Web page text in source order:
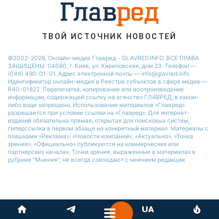
ТВОЙ ИСТОЧНИК НОВОСТЕЙ
©2002-2026, Онлайн-медиа Главред - GLAVRED.INFO. ВСЕ ПРАВА
ЗАЩИЩЕНЫ. 04080, г. Киев, ул. Кириловская, дом 23. Телефон —
(044) 490-01-01. Адрес электронной почты — info@glavred.info.
Идентификатор онлайн-медиа в Реестре cубъектов в сфере медиа —
R40-01822. Перепечатка, копирование или воспроизведение
информации, содержащей ссылку на агенство ГЛАВРЕД, в каком-
либо виде запрещено. Использование материалов «Главред»
разрешается при условии ссылки на «Главред». Для интернет-
изданий обязательна прямая, открытая для поисковых систем,
гиперссылка в первом абзаце на конкретный материал. Материалы с
плашками «Реклама», «Новости компаний», «Актуально», «Точка
зрения», «Официально» публикуются на коммерческих или
партнерских началах. Точки зрения, выраженные в материалах в
рубрике "Мнения", не всегда совпадают с мнением редакции.